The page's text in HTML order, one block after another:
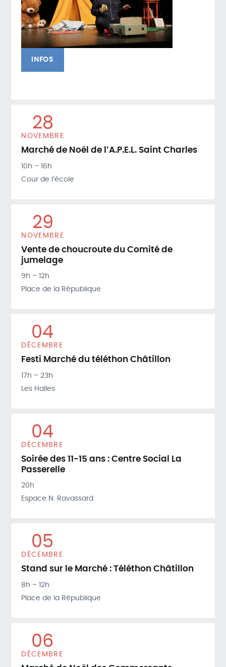
INFOS
28
NOVEMBRE
Marché de Noël de l’A.P.E.L. Saint Charles
10h – 16h
Cour de l’école
29
NOVEMBRE
Vente de choucroute du Comité de
jumelage
9h – 12h
Place de la République
04
DÉCEMBRE
Festi Marché du téléthon Châtillon
17h – 23h
Les Halles
04
DÉCEMBRE
Soirée des 11-15 ans : Centre Social La
Passerelle
20h
Espace N. Ravassard
05
DÉCEMBRE
Stand sur le Marché : Téléthon Châtillon
8h – 12h
Place de la République
06
DÉCEMBRE